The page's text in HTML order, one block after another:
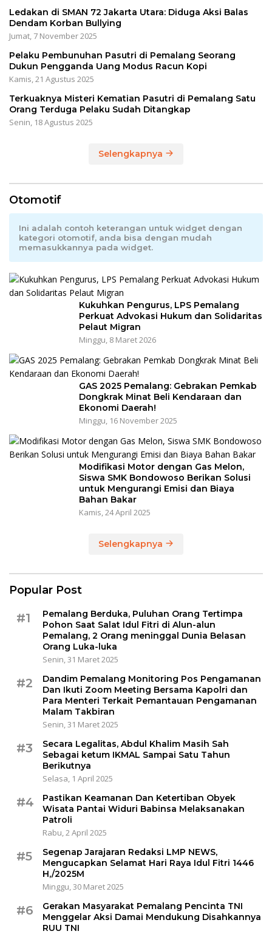
Ledakan di SMAN 72 Jakarta Utara: Diduga Aksi Balas
Dendam Korban Bullying
Jumat, 7 November 2025
Pelaku Pembunuhan Pasutri di Pemalang Seorang
Dukun Pengganda Uang Modus Racun Kopi
Kamis, 21 Agustus 2025
Terkuaknya Misteri Kematian Pasutri di Pemalang Satu
Orang Terduga Pelaku Sudah Ditangkap
Senin, 18 Agustus 2025
Selengkapnya
Otomotif
Ini adalah contoh keterangan untuk widget dengan
kategori otomotif, anda bisa dengan mudah
memasukkannya pada widget.
Kukuhkan Pengurus, LPS Pemalang
Perkuat Advokasi Hukum dan Solidaritas
Pelaut Migran
Minggu, 8 Maret 2026
GAS 2025 Pemalang: Gebrakan Pemkab
Dongkrak Minat Beli Kendaraan dan
Ekonomi Daerah!
Minggu, 16 November 2025
Modifikasi Motor dengan Gas Melon,
Siswa SMK Bondowoso Berikan Solusi
untuk Mengurangi Emisi dan Biaya
Bahan Bakar
Kamis, 24 April 2025
Selengkapnya
Popular Post
#1
Pemalang Berduka, Puluhan Orang Tertimpa
Pohon Saat Salat Idul Fitri di Alun-alun
Pemalang, 2 Orang meninggal Dunia Belasan
Orang Luka-luka
Senin, 31 Maret 2025
#2
Dandim Pemalang Monitoring Pos Pengamanan
Dan Ikuti Zoom Meeting Bersama Kapolri dan
Para Menteri Terkait Pemantauan Pengamanan
Malam Takbiran
Senin, 31 Maret 2025
#3
Secara Legalitas, Abdul Khalim Masih Sah
Sebagai ketum IKMAL Sampai Satu Tahun
Berikutnya
Selasa, 1 April 2025
#4
Pastikan Keamanan Dan Ketertiban Obyek
Wisata Pantai Widuri Babinsa Melaksanakan
Patroli
Rabu, 2 April 2025
#5
Segenap Jarajaran Redaksi LMP NEWS,
Mengucapkan Selamat Hari Raya Idul Fitri 1446
H,/2025M
Minggu, 30 Maret 2025
#6
Gerakan Masyarakat Pemalang Pencinta TNI
Menggelar Aksi Damai Mendukung Disahkannya
RUU TNI